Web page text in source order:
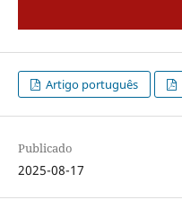
Artigo português
Publicado
2025-08-17